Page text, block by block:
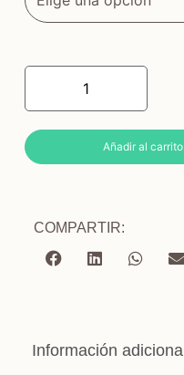
Añadir al carrito
COMPARTIR:
Información adicional